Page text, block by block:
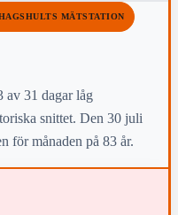
MÄTSTATION
av 31 dagar låg
snittet. Den 30 juli
för månaden på 83 år.